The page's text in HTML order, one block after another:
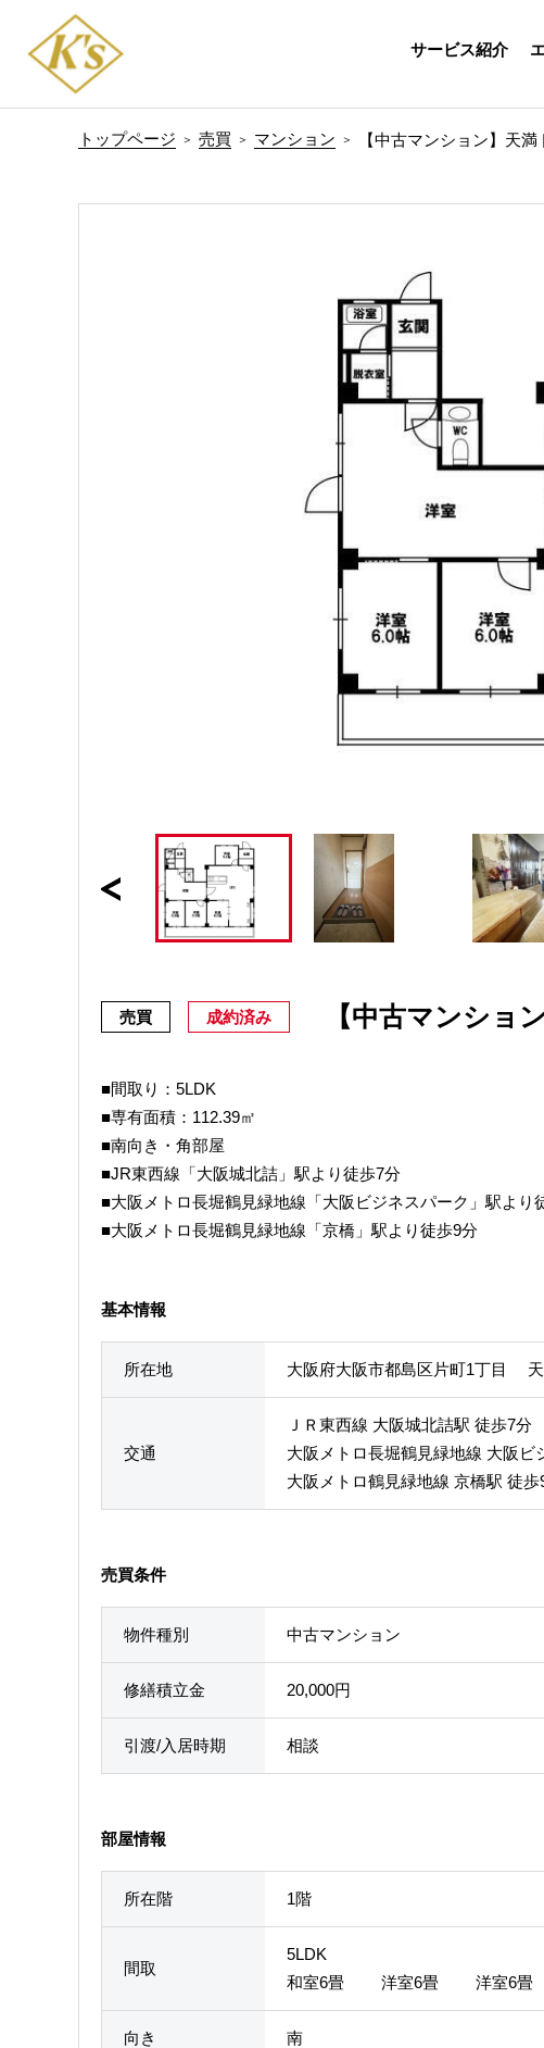
サービス紹介
トップページ 売買 マンション 【中古マンション】天
売買 成約済み 【中古マンショ
■間取り：5LDK
■専有面積：112.39㎡
■南向き・角部屋
■JR東西線「大阪城北詰」駅より徒歩7分
■大阪メトロ長堀鶴見緑地線「大阪ビジネスパーク」駅より
■大阪メトロ長堀鶴見緑地線「京橋」駅より徒歩9分
基本情報
所在地 大阪府大阪市都島区片町1丁目
交通
ＪＲ東西線 大阪城北詰駅 徒歩7分
大阪メトロ長堀鶴見緑地線 大阪ビ
大阪メトロ鶴見緑地線 京橋駅 徒歩
売買条件
物件種別 中古マンション
修繕積立金 20,000円
引渡/入居時期 相談
部屋情報
所在階 1階
間取
5LDK
和室6畳 洋室6畳 洋室
向き 南